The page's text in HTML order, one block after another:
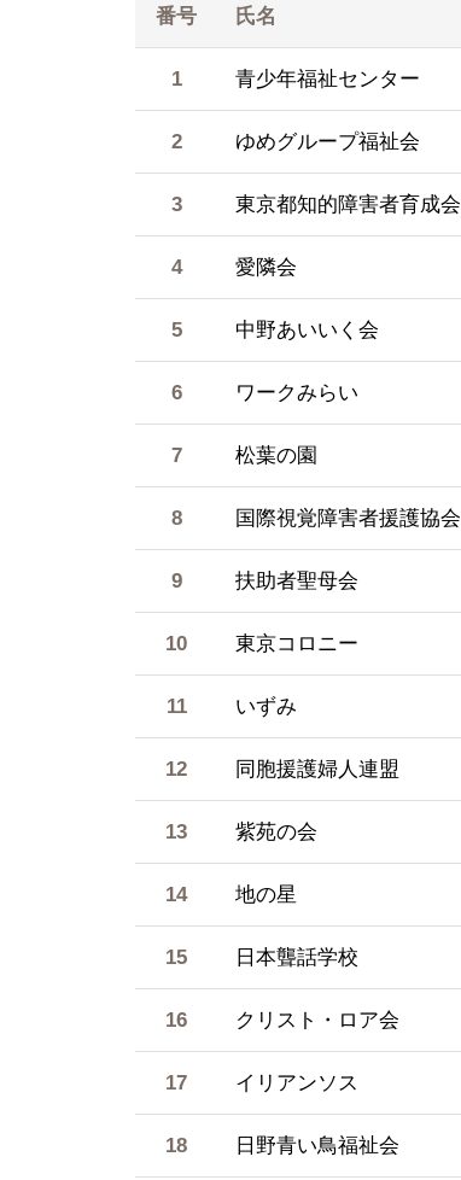
番号 氏名
1 青少年福祉センター
2 ゆめグループ福祉会
3 東京都知的障害者育成会
4 愛隣会
5 中野あいいく会
6 ワークみらい
7 松葉の園
8 国際視覚障害者援護協会
9 扶助者聖母会
10 東京コロニー
11 いずみ
12 同胞援護婦人連盟
13 紫苑の会
14 地の星
15 日本聾話学校
16 クリスト・ロア会
17 イリアンソス
18 日野青い鳥福祉会